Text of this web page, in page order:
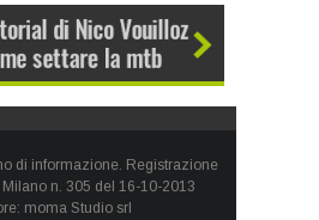
di informazione. Registrazione
n. 305 del 16-10-2013
moma Studio srl